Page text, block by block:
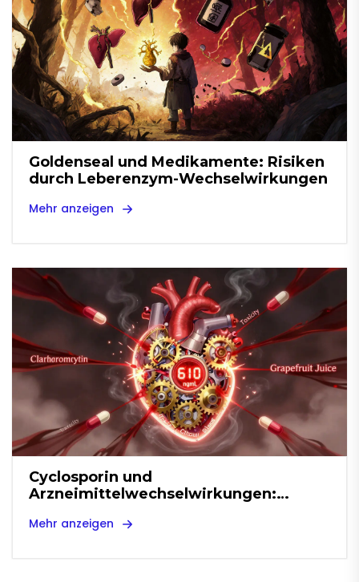
Goldenseal und Medikamente: Risiken
durch Leberenzym-Wechselwirkungen
Mehr anzeigen
Cyclosporin und
Arzneimittelwechselwirkungen:
Mehr anzeigen